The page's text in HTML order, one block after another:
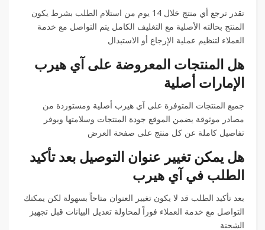
تقدر ترجع أي منتج خلال 14 يوم من استلام الطلب بشرط يكون
المنتج بحالته الأصلية مع التغليف الكامل يتم التواصل مع خدمة
العملاء لتنظيم عملية الإرجاع أو الاستبدال
هل المنتجات المعروضة على آي هيرب
الإمارات أصلية
جميع المنتجات المتوفرة على آي هيرب أصلية ومستوردة من
مصادر موثوقة يضمن الموقع جودة المنتجات وسلامتها ويوفر
تفاصيل كاملة عن كل منتج على صفحة العرض
هل يمكن تغيير عنوان التوصيل بعد تأكيد
الطلب في آي هيرب
بعد تأكيد الطلب قد لا يكون تغيير العنوان متاحاً بسهولة لكن يمكنك
التواصل مع خدمة العملاء فوراً لمحاولة تعديل البيانات قبل تجهيز
الشحنة